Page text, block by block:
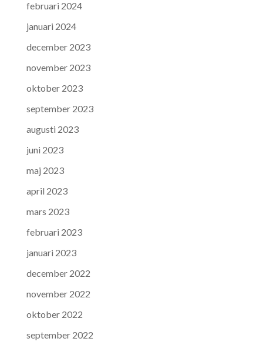
februari 2024
januari 2024
december 2023
november 2023
oktober 2023
september 2023
augusti 2023
juni 2023
maj 2023
april 2023
mars 2023
februari 2023
januari 2023
december 2022
november 2022
oktober 2022
september 2022